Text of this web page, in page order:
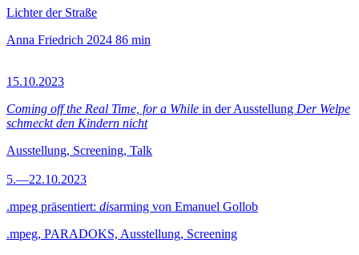
Lichter der Straße
Anna Friedrich 2024 86 min
15.10.2023
Coming off the Real Time, for a While in der Ausstellung Der Welpe
schmeckt den Kindern nicht
Ausstellung, Screening, Talk
5.—22.10.2023
.mpeg präsentiert: disarming von Emanuel Gollob
.mpeg, PARADOKS, Ausstellung, Screening